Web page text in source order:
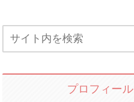
プロフィール